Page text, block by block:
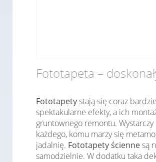
Fototapeta –
Fototapetystają się coraz
spektakularne efekty, a ich
gruntownego remontu.
każdego, komu marzy się
jadalnię. Fototapety ściennesą
samodzielnie. W dodatku taka